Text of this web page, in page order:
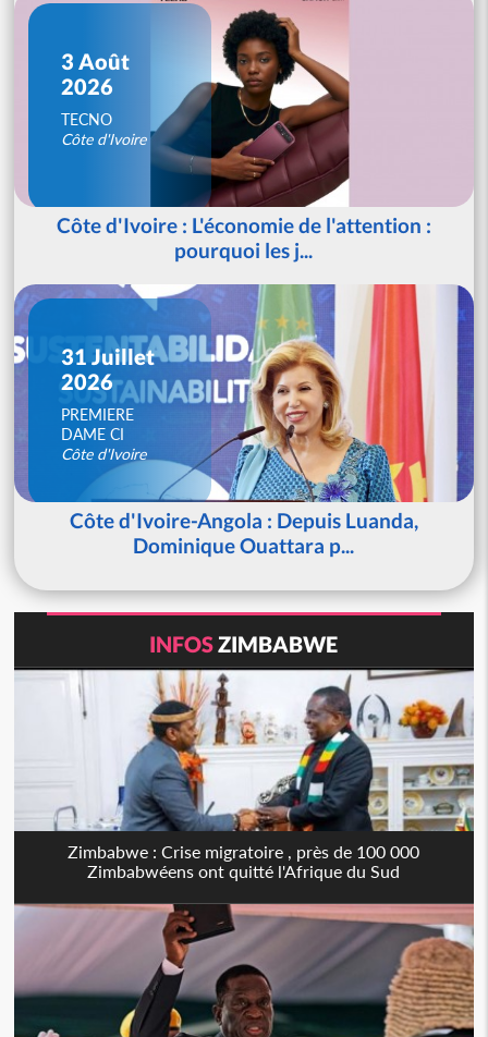
3 Août
2026
TECNO
Côte d'Ivoire
Côte d'Ivoire : L'économie de l'attention :
pourquoi les j...
31 Juillet
2026
PREMIERE
DAME CI
Côte d'Ivoire
Côte d'Ivoire-Angola : Depuis Luanda,
Dominique Ouattara p...
INFOSZIMBABWE
Zimbabwe : Crise migratoire , près de 100 000
Zimbabwéens ont quitté l'Afrique du Sud